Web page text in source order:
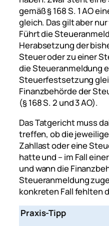
gemäß § 168 S. 1 AO
gleich. Das gilt aber
Führt die
Herabsetzung der
Steuer oder zu einer
die Steueranmeldung
Steuerfestsetzung
Finanzbehörde der
(§ 168 S. 2 und 3 AO).
Das Tatgericht muss
treffen, ob die
Zahllast oder eine
hatte und – im Fall
und wann die
Steueranmeldung
konkreten Fall fehlten
Praxis-Tipp